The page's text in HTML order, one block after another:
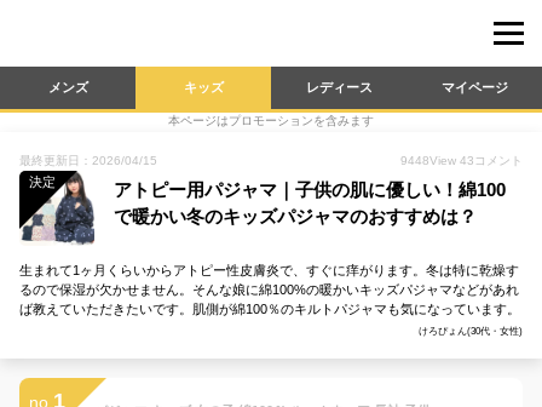
メンズ キッズ レディース マイページ
本ページはプロモーションを含みます
最終更新日：2026/04/15 9448View 43 コメント
決定
アトピー用パジャマ｜子供の肌に優しい！綿100
で暖かい冬のキッズパジャマのおすすめは？
生まれて1ヶ月くらいからアトピー性皮膚炎で、すぐに痒がります。冬は特に乾燥す
るので保湿が欠かせません。そんな娘に綿100%の暖かいキッズパジャマなどがあれ
ば教えていただきたいです。肌側が綿100％のキルトパジャマも気になっています。
けろぴょん(30代・女性)
no. 1